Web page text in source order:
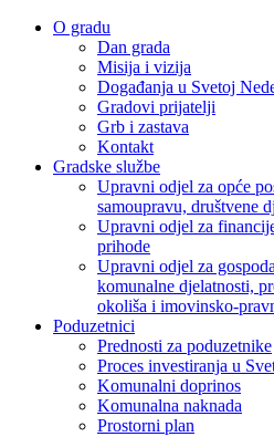
O gradu
Dan grada
Misija i vizija
Događanja u Svetoj
Gradovi prijatelji
Grb i zastava
Kontakt
Gradske službe
Upravni odjel za opće
samoupravu, društvene
Upravni odjel za
prihode
Upravni odjel za
komunalne djelatnosti,
okoliša i imovinsko-
Poduzetnici
Prednosti za poduzetnike
Proces investiranja u
Komunalni doprinos
Komunalna naknada
Prostorni plan